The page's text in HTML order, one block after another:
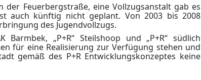
der Feuerbergstraße, eine Vollzugsanstalt gab es
auch künftig nicht geplant. Von 2003 bis 2008
des Jugendvollzugs.
Barmbek, „P+R“ Steilshoop und „P+R“ südlich
für eine Realisierung zur Verfügung stehen und
gemäß des P+R Entwicklungskonzeptes keine